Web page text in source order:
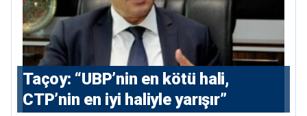
Taçoy: “UBP’nin en kötü hali,
CTP’nin en iyi haliyle yarışır”